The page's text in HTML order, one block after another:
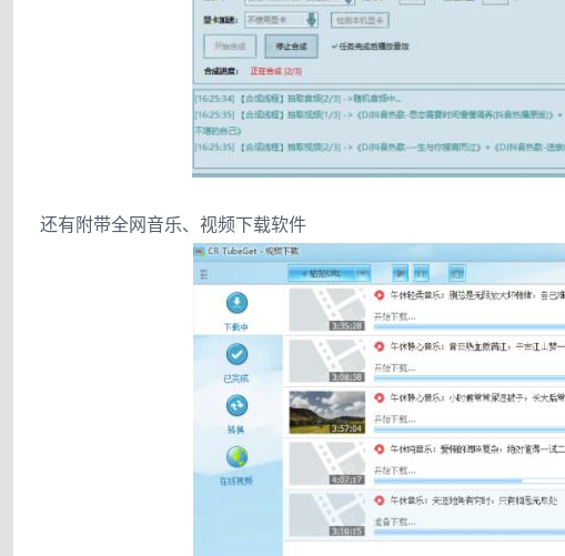
还有附带全网音乐、视频下载软件